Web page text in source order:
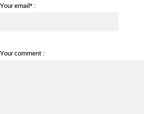
Your email* :
Your comment :